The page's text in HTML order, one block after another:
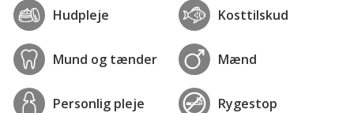
Hudpleje Kosttilskud
Mund og tænder Mænd
Personlig pleje Rygestop